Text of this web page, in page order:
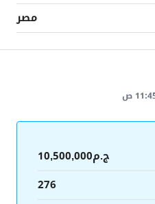
مصر
ج.م10,500,000
276